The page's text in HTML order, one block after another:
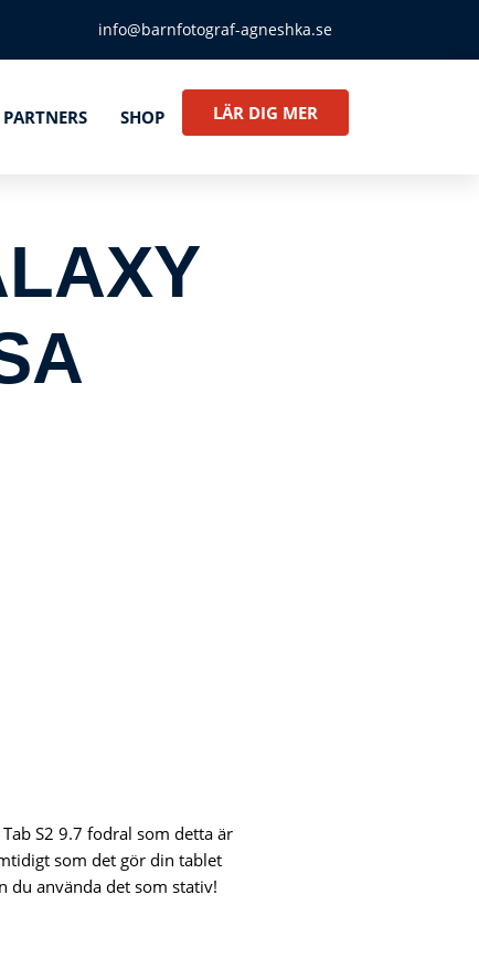
info@barnfotograf-agneshka.se
PARTNERS SHOP LÄR DIG MER
S2 9.7 fodral som detta är
som det gör din tablet
du använda det som stativ!